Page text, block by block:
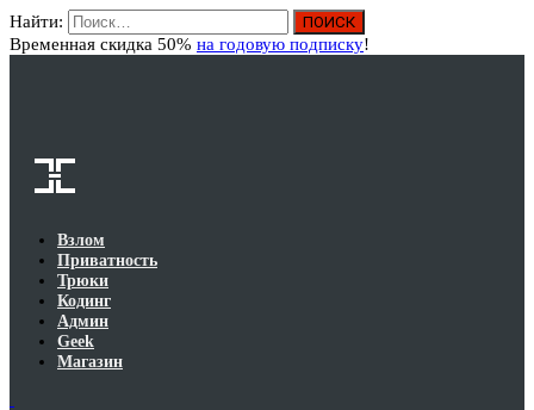
Найти:
Временная скидка 50% на годовую подписку!
Взлом
Приватность
Трюки
Кодинг
Админ
Geek
Магазин